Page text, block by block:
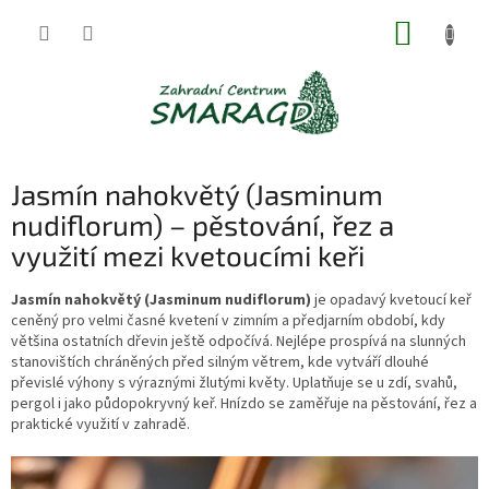
Jasmín nahokvětý (Jasminum
nudiflorum) – pěstování, řez a
využití mezi kvetoucími keři
Jasmín nahokvětý (Jasminum nudiflorum) je opadavý kvetoucí keř
ceněný pro velmi časné kvetení v zimním a předjarním období, kdy
většina ostatních dřevin ještě odpočívá. Nejlépe prospívá na slunných
stanovištích chráněných před silným větrem, kde vytváří dlouhé
převislé výhony s výraznými žlutými květy. Uplatňuje se u zdí, svahů,
pergol i jako půdopokryvný keř. Hnízdo se zaměřuje na pěstování, řez a
praktické využití v zahradě.
V